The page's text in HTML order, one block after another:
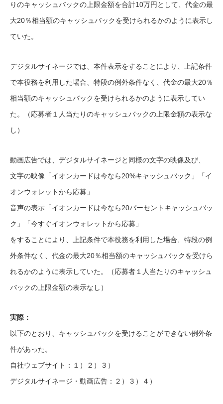
りのキャッシュバックの上限金額を合計10万円として、代金の最
大20％相当額のキャッシュバックを受けられるかのように表示し
ていた。
デジタルサイネージでは、本件表示をすることにより、上記条件
で本役務を利用した場合、特段の例外条件なく、代金の最大20％
相当額のキャッシュバックを受けられるかのように表示してい
た。（応募者１人当たりのキャッシュバックの上限金額の表示な
し）
動画広告では、デジタルサイネージと同様の文字の映像及び、
文字の映像「イオンカードは今なら20%キャッシュバック」「イ
オンウォレットから応募」
音声の表示「イオンカードは今なら20パーセントキャッシュバッ
ク」「今すぐイオンウォレットから応募」
をすることにより、上記条件で本役務を利用した場合、特段の例
外条件なく、代金の最大20％相当額のキャッシュバックを受けら
れるかのように表示していた。（応募者１人当たりのキャッシュ
バックの上限金額の表示なし）
実際：
以下のとおり、キャッシュバックを受けることができない例外条
件があった。
自社ウェブサイト：１）２）３）
デジタルサイネージ・動画広告：２）３）４）